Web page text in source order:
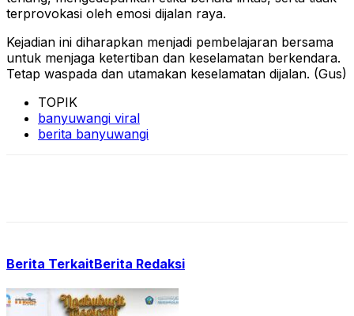
terprovokasi oleh emosi dijalan raya.
Kejadian ini diharapkan menjadi pembelajaran bersama
untuk menjaga ketertiban dan keselamatan berkendara.
Tetap waspada dan utamakan keselamatan dijalan. (Gus)
TOPIK
banyuwangi viral
berita banyuwangi
Berita TerkaitBerita Redaksi